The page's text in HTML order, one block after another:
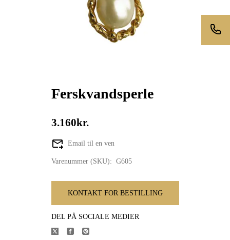
Ferskvandsperle
3.160kr.
Email til en ven
Varenummer (SKU): G605
KONTAKT FOR BESTILLING
DEL PÅ SOCIALE MEDIER